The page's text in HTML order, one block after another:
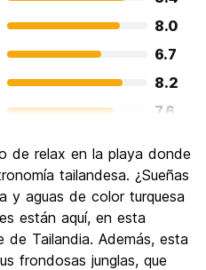
8.0
6.7
8.2
7.6
6.9
6.4
de relax en la playa donde
tailandesa. ¿Sueñas
y aguas de color turquesa
están aquí, en esta
Tailandia. Además, esta
frondosas junglas, que